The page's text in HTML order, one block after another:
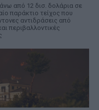
από 12 δισ. δολάρια σε
παράκτιο τείχος που
αντιδράσεις από
περιβαλλοντικές